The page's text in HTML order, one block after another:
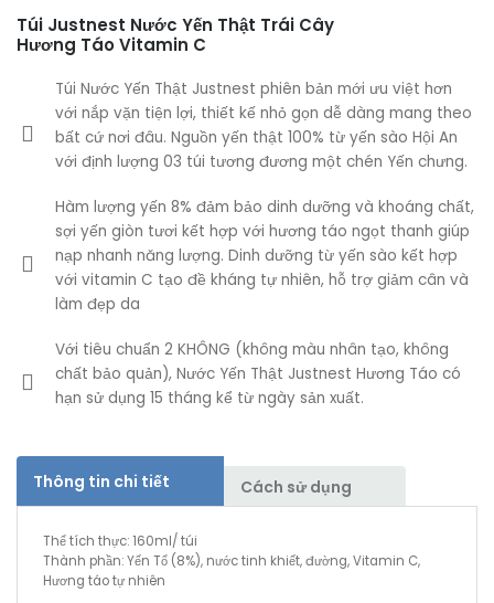
Túi Justnest Nước Yến Thật Trái Cây
Hương Táo Vitamin C
Túi Nước Yến Thật Justnest phiên bản mới ưu việt hơn
với nắp vặn tiện lợi, thiết kế nhỏ gọn dễ dàng mang theo
bất cứ nơi đâu. Nguồn yến thật 100% từ yến sào Hội An
với định lượng 03 túi tương đương một chén Yến chưng.
Hàm lượng yến 8% đảm bảo dinh dưỡng và khoáng chất,
sợi yến giòn tươi kết hợp với hương táo ngọt thanh giúp
nạp nhanh năng lượng. Dinh dưỡng từ yến sào kết hợp
với vitamin C tạo đề kháng tự nhiên, hỗ trợ giảm cân và
làm đẹp da
Với tiêu chuẩn 2 KHÔNG (không màu nhân tạo, không
chất bảo quản), Nước Yến Thật Justnest Hương Táo có
hạn sử dụng 15 tháng kể từ ngày sản xuất.
Thông tin chi tiết Cách sử dụng
Thể tích thực: 160ml/ túi
Thành phần: Yến Tổ (8%), nước tinh khiết, đường, Vitamin C,
Hương táo tự nhiên